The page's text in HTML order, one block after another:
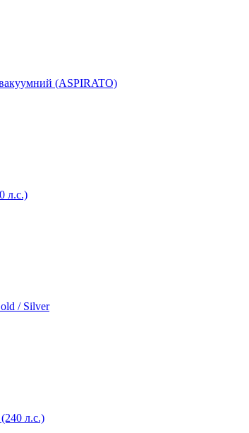
(ASPIRATO)
л.с.)
/ Silver
л.с.)